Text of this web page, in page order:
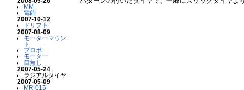
MM
電飾
2007-10-12
ドリフト
2007-08-09
モーターマウン
ト
プロポ
モーター
目無し
2007-05-24
ラジアルタイヤ
2007-05-09
MR-015